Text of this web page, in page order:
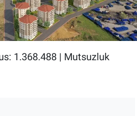
1.368.488 | Mutsuzluk